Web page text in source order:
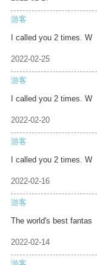
游客
I called you 2 times. W
2022-02-25
游客
I called you 2 times. W
2022-02-20
游客
I called you 2 times. W
2022-02-16
游客
The world's best fantas
2022-02-14